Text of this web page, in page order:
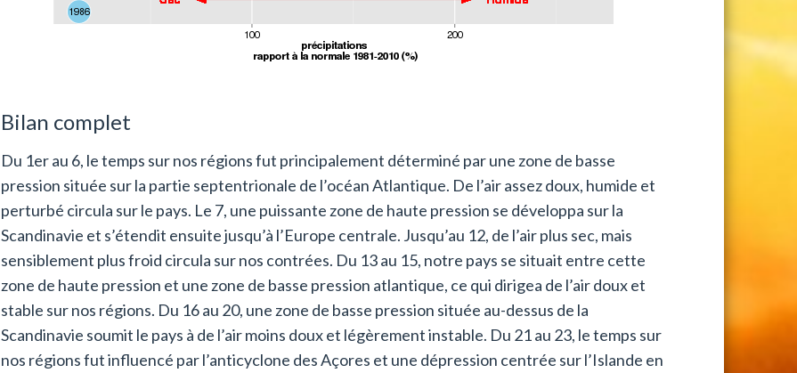
Bilan complet
Du 1er au 6, le temps sur nos régions fut principalement déterminé par une zone de basse
pression située sur la partie septentrionale de l’océan Atlantique. De l’air assez doux, humide et
perturbé circula sur le pays. Le 7, une puissante zone de haute pression se développa sur la
Scandinavie et s’étendit ensuite jusqu’à l’Europe centrale. Jusqu’au 12, de l’air plus sec, mais
sensiblement plus froid circula sur nos contrées. Du 13 au 15, notre pays se situait entre cette
zone de haute pression et une zone de basse pression atlantique, ce qui dirigea de l’air doux et
stable sur nos régions. Du 16 au 20, une zone de basse pression située au-dessus de la
Scandinavie soumit le pays à de l’air moins doux et légèrement instable. Du 21 au 23, le temps sur
nos régions fut influencé par l’anticyclone des Açores et une dépression centrée sur l’Islande en